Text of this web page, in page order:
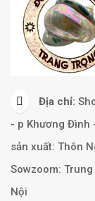
Địa chỉ:
- p Khương Đình
sản xuất: Thôn
Sowzoom:
Nội